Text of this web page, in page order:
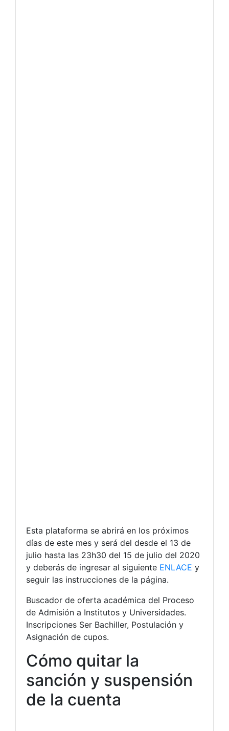
Esta plataforma se abrirá en los próximos
días de este mes y será del desde el 13 de
julio hasta las 23h30 del 15 de julio del 2020
y deberás de ingresar al siguiente ENLACE y
seguir las instrucciones de la página.
Buscador de oferta académica del Proceso
de Admisión a Institutos y Universidades.
Inscripciones Ser Bachiller, Postulación y
Asignación de cupos.
Cómo quitar la
sanción y suspensión
de la cuenta